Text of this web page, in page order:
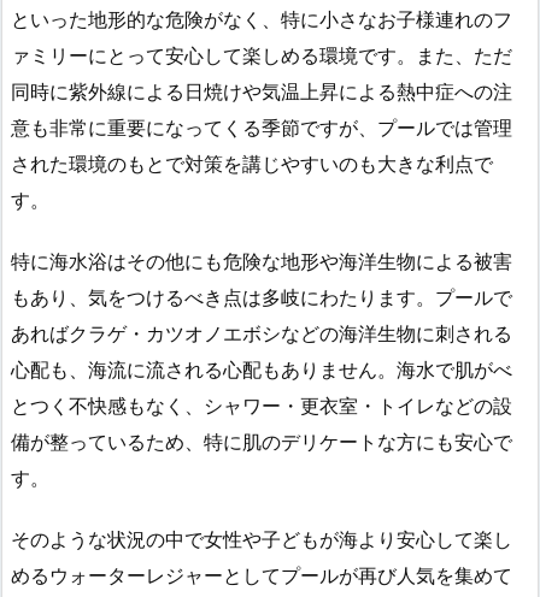
といった地形的な危険がなく、特に小さなお子様連れのフ
ァミリーにとって安心して楽しめる環境です。また、ただ
同時に紫外線による日焼けや気温上昇による熱中症への注
意も非常に重要になってくる季節ですが、プールでは管理
された環境のもとで対策を講じやすいのも大きな利点で
す。
特に海水浴はその他にも危険な地形や海洋生物による被害
もあり、気をつけるべき点は多岐にわたります。プールで
あればクラゲ・カツオノエボシなどの海洋生物に刺される
心配も、海流に流される心配もありません。海水で肌がべ
とつく不快感もなく、シャワー・更衣室・トイレなどの設
備が整っているため、特に肌のデリケートな方にも安心で
す。
そのような状況の中で女性や子どもが海より安心して楽し
めるウォーターレジャーとしてプールが再び人気を集めて